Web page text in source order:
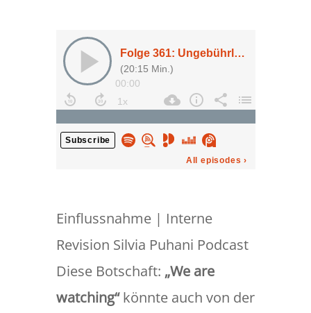
Einflussnahme | Interne
Revision Silvia Puhani Podcast
Diese Botschaft: „We are
watching“könnte auch von der